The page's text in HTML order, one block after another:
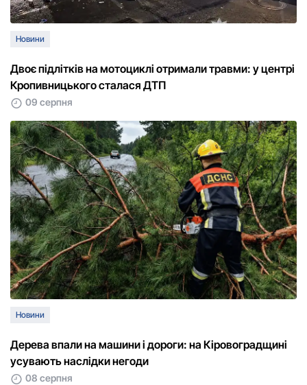
Новини
Двоє підлітків на мотоциклі отримали травми: у центрі
Кропивницького сталася ДТП
09 серпня
Новини
Дерева впали на машини і дороги: на Кіровоградщині
усувають наслідки негоди
08 серпня